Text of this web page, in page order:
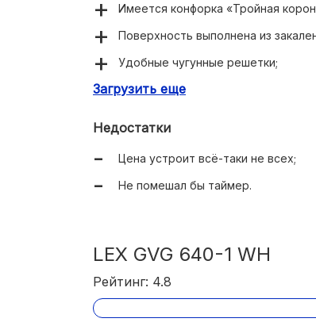
Имеется конфорка «Тройная
Поверхность выполнена из
Удобные чугунные решетки;
Имеется автоматический
Загрузить еще
Недостатки
Цена устроит всё-таки не всех;
Не помешал бы таймер.
LEX GVG 640-1 WH
Рейтинг: 4.8